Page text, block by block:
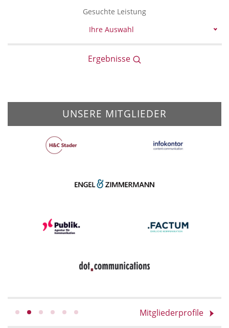
Gesuchte Leistung
Ihre Auswahl
Ergebnisse
UNSERE MITGLIEDER
Mitgliederprofile